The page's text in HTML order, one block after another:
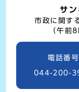
サ
市政に関す
（午前
電話番号
044-200-